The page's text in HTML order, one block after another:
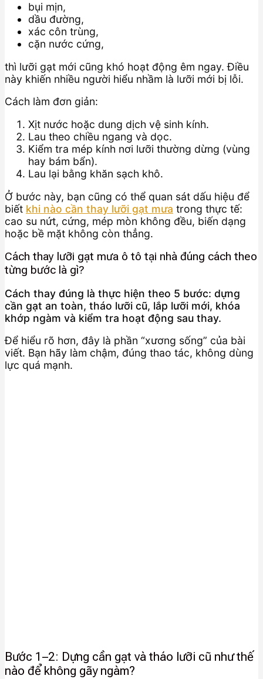
bụi mịn,
dầu đường,
xác côn trùng,
cặn nước cứng,
thì lưỡi gạt mới cũng khó hoạt động êm ngay. Điều
này khiến nhiều người hiểu nhầm là lưỡi mới bị lỗi.
Cách làm đơn giản:
Xịt nước hoặc dung dịch vệ sinh kính.
Lau theo chiều ngang và dọc.
Kiểm tra mép kính nơi lưỡi thường dừng (vùng
hay bám bẩn).
Lau lại bằng khăn sạch khô.
Ở bước này, bạn cũng có thể quan sát dấu hiệu để
biết khi nào cần thay lưỡi gạt mưa trong thực tế:
cao su nứt, cứng, mép mòn không đều, biến dạng
hoặc bề mặt không còn thẳng.
Cách thay lưỡi gạt mưa ô tô tại nhà đúng cách theo
từng bước là gì?
Cách thay đúng là thực hiện theo 5 bước: dựng
cần gạt an toàn, tháo lưỡi cũ, lắp lưỡi mới, khóa
khớp ngàm và kiểm tra hoạt động sau thay.
Để hiểu rõ hơn, đây là phần “xương sống” của bài
viết. Bạn hãy làm chậm, đúng thao tác, không dùng
lực quá mạnh.
Bước 1–2: Dựng cần gạt và tháo lưỡi cũ như thế
nào để không gãy ngàm?